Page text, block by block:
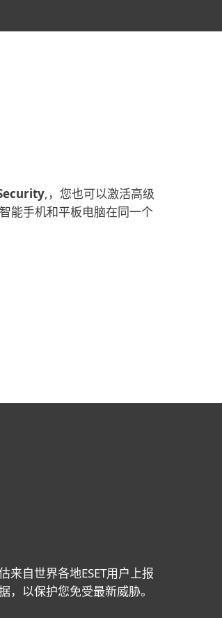
,，您也可以激活高级
能手机和平板电脑在同一个
来自世界各地ESET用户上报
，以保护您免受最新威胁。